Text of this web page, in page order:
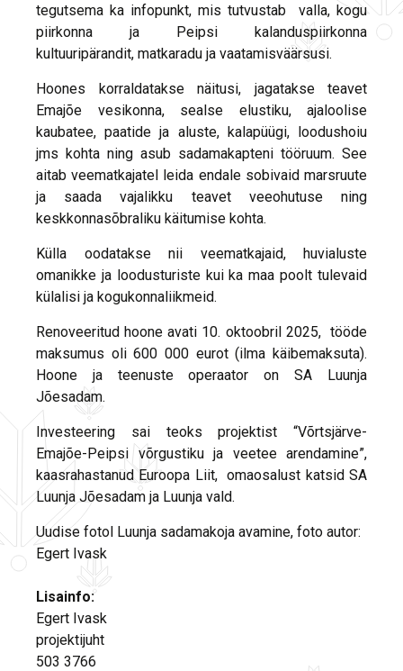
tegutsema ka infopunkt, mis tutvustab valla, kogu
piirkonna ja Peipsi kalanduspiirkonna
kultuuripärandit, matkaradu ja vaatamisväärsusi.
Hoones korraldatakse näitusi, jagatakse teavet
Emajõe vesikonna, sealse elustiku, ajaloolise
kaubatee, paatide ja aluste, kalapüügi, loodushoiu
jms kohta ning asub sadamakapteni tööruum. See
aitab veematkajatel leida endale sobivaid marsruute
ja saada vajalikku teavet veeohutuse ning
keskkonnasõbraliku käitumise kohta.
Külla oodatakse nii veematkajaid, huvialuste
omanikke ja loodusturiste kui ka maa poolt tulevaid
külalisi ja kogukonnaliikmeid.
Renoveeritud hoone avati 10. oktoobril 2025, tööde
maksumus oli 600 000 eurot (ilma käibemaksuta).
Hoone ja teenuste operaator on SA Luunja
Jõesadam.
Investeering sai teoks projektist “Võrtsjärve-
Emajõe-Peipsi võrgustiku ja veetee arendamine”,
kaasrahastanud Euroopa Liit, omaosalust katsid SA
Luunja Jõesadam ja Luunja vald.
Uudise fotol Luunja sadamakoja avamine, foto autor:
Egert Ivask
Lisainfo:
Egert Ivask
projektijuht
503 3766